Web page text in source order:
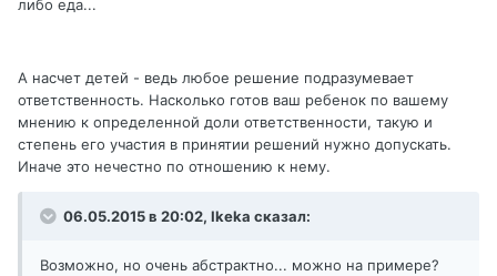
либо еда...
А насчет детей - ведь любое решение подразумевает
ответственность. Насколько готов ваш ребенок по вашему
мнению к определенной доли ответственности, такую и
степень его участия в принятии решений нужно допускать.
Иначе это нечестно по отношению к нему.
06.05.2015 в 20:02, Ikeka сказал:
Возможно, но очень абстрактно... можно на примере?